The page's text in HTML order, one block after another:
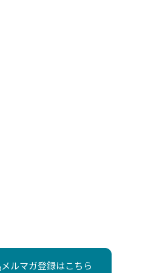
メルマガ登録はこちら